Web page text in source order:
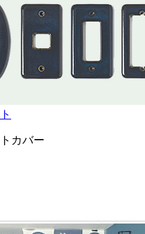
カバー